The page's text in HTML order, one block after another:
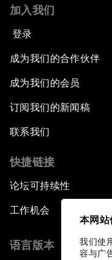
本网
我们使
容与广
加入我们
登录
成为我们的合作伙伴
成为我们的会员
订阅我们的新闻稿
联系我们
快捷链接
论坛可持续性
工作机会
语言版本